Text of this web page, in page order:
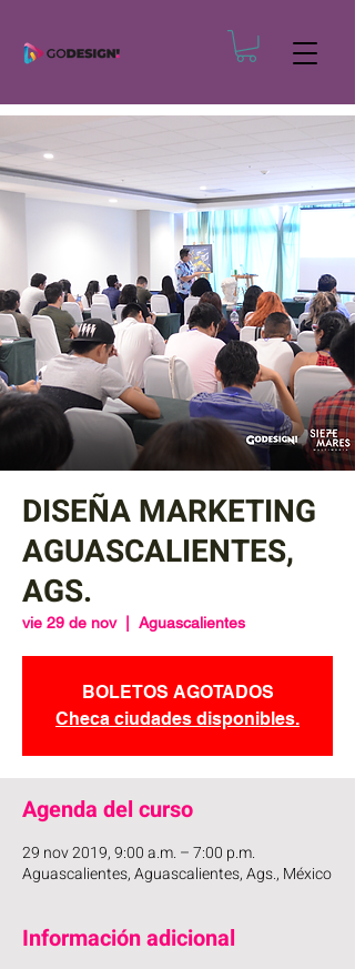
DISEÑA MARKETING
AGUASCALIENTES,
AGS.
vie 29 de nov
  |
Aguascalientes
BOLETOS AGOTADOS
Checa ciudades disponibles.
Agenda del curso
29 nov 2019, 9:00 a.m. – 7:00 p.m.
Aguascalientes, Aguascalientes, Ags., México
Información adicional